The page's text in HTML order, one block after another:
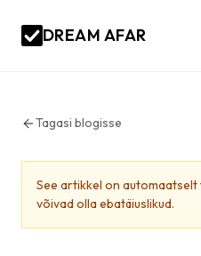
DREAM AFAR
Tagasi blogisse
See artikkel on
võivad olla ebatäiuslikud.